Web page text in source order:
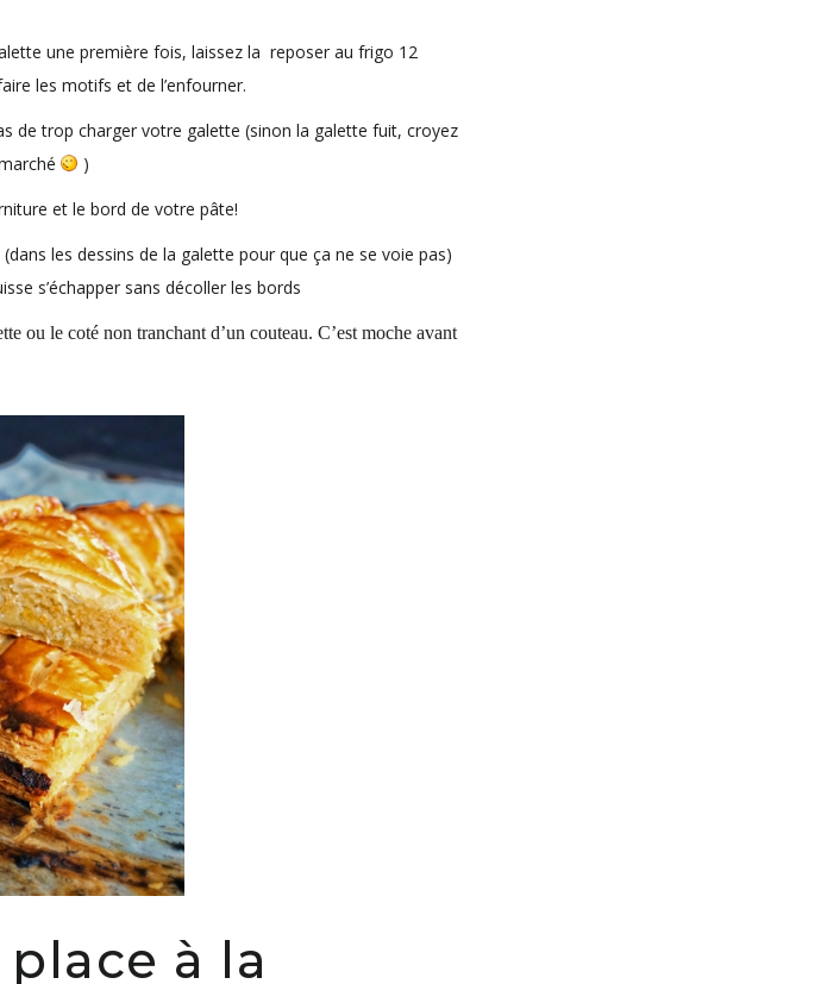
une première fois, laissez la reposer au frigo 12
les motifs et de l’enfourner.
de trop charger votre galette (sinon la galette fuit, croyez
)
et le bord de votre pâte!
les dessins de la galette pour que ça ne se voie pas)
s’échapper sans décoller les bords
ou le coté non tranchant d’un couteau. C’est moche avant
à la